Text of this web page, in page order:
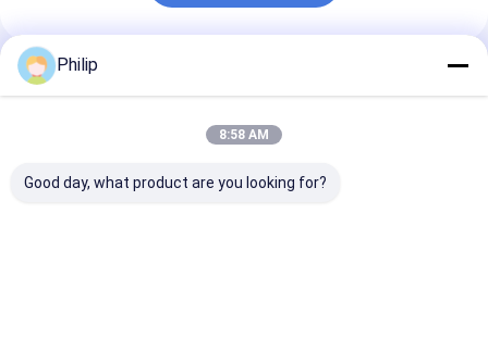
Produits Recommandés
Philip
8:58 AM
Good day, what product are you looking for?